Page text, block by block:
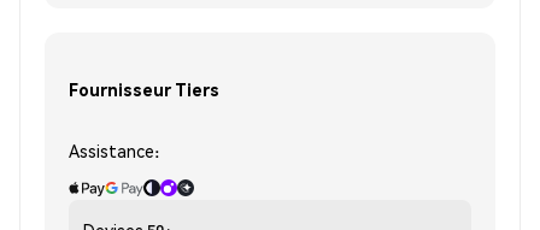
Fournisseur Tiers
Assistance: